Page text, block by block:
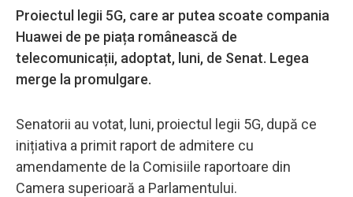
Proiectul legii 5G, care ar putea scoate compania
Huawei de pe piața românească de
telecomunicații, adoptat, luni, de Senat. Legea
merge la promulgare.
Senatorii au votat, luni, proiectul legii 5G, după ce
inițiativa a primit raport de admitere cu
amendamente de la Comisiile raportoare din
Camera superioară a Parlamentului.